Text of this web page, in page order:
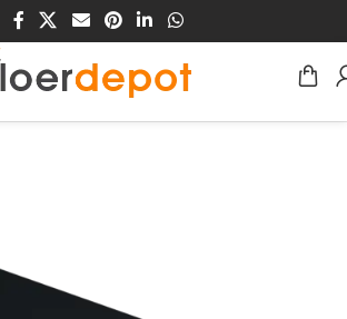
MDF/HDF Traprenovaties